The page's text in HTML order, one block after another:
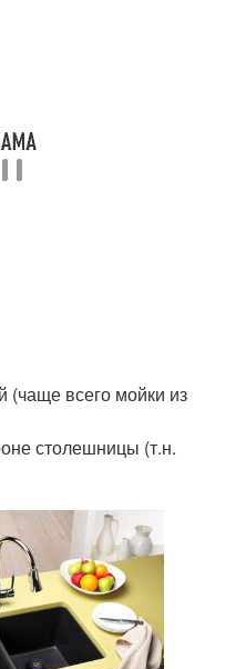
(чаще всего мойки из
столешницы (т.н.